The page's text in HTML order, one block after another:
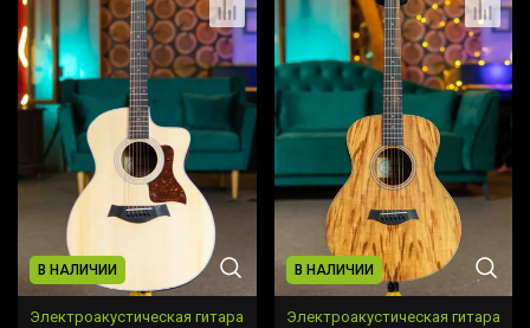
В НАЛИЧИИ
Электроакустическая гитара
В НАЛИЧИИ
Электроакустическая гитара